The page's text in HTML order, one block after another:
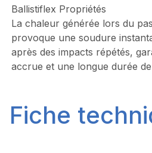
Ballistiflex Propriétés
La chaleur générée lors du
provoque une soudure
après des impacts répétés,
accrue et une longue durée
Fiche